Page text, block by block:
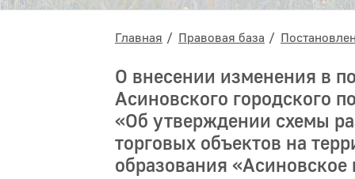
Главная Правовая база
О внесении изменения в
Асиновского городского
«Об утверждении схемы
торговых объектов на
образования «Асиновское